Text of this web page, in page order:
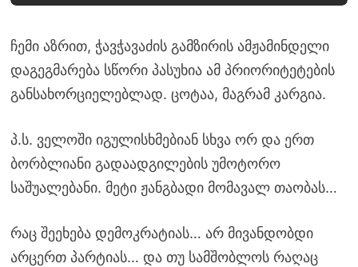
ჩემი აზრით, ჭავჭავაძის გამზირის ამჟამინდელი
დაგეგმარება სწორი პასუხია ამ პრიორიტეტების
განსახორციელებლად. ცოტაა, მაგრამ კარგია.
პ.ს. ველოში იგულისხმებიან სხვა ორ და ერთ
ბორბლიანი გადაადგილების უმოტორო
საშუალებანი. მეტი ჟანგბადი მომავალ თაობას…
რაც შეეხება დემოკრატიას… არ მივანდობდი
არცერთ პარტიას… და თუ სამშობლოს რაღაც